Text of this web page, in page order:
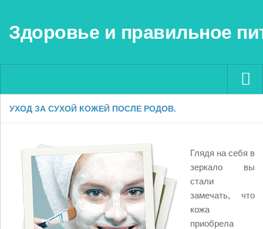
Здоровье и правильное
УХОД ЗА СУХОЙ КОЖЕЙ ПОСЛЕ РОДОВ.
Глядя на себя в
зеркало вы
стали
замечать, что
кожа
приобрела